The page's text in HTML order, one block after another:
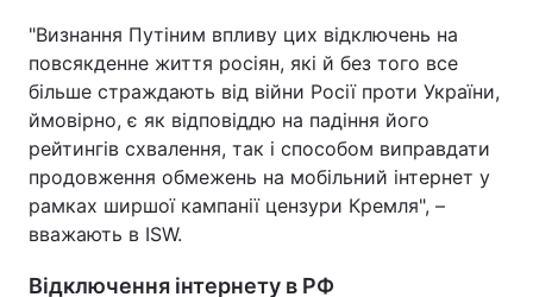
"Визнання Путіним впливу цих відключень на
повсякденне життя росіян, які й без того все
більше страждають від війни Росії проти України,
ймовірно, є як відповіддю на падіння його
рейтингів схвалення, так і способом виправдати
продовження обмежень на мобільний інтернет у
рамках ширшої кампанії цензури Кремля", –
вважають в ISW.
Відключення інтернету в РФ